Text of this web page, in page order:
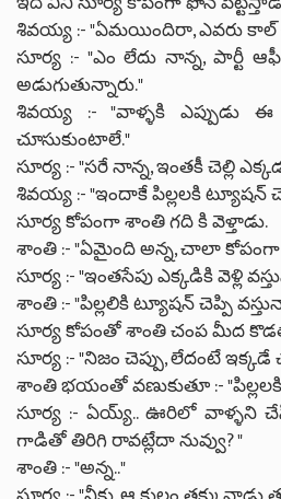
శివయ్య :- "ఏమయిందిరా, ఎవరు కాల్
సూర్య :- "ఎం లేదు నాన్న, పార్టీ
అడుగుతున్నారు."
శివయ్య :- "వాళ్ళకి ఎప్పుడు ఈ
చూసుకుంటాలే."
సూర్య :- "సరే నాన్న, ఇంతకీ చెల్లి
శివయ్య :- "ఇందాకే పిల్లలకి ట్యూషన్
సూర్య కోపంగా శాంతి గది కి వెళ్తాడు.
శాంతి :- "ఏమైంది అన్న, చాలా కోపంగా
సూర్య :- "ఇంతసేపు ఎక్కడికి వెళ్లి
శాంతి :- "పిల్లలికి ట్యూషన్ చెప్పి
సూర్య కోపంతో శాంతి చంప మీద
సూర్య :- "నిజం చెప్పు, లేదంటే
శాంతి భయంతో వణుకుతూ :-
సూర్య :- ఏయ్య్.. ఊరిలో వాళ్ళని
గాడితో తిరిగి రావట్లేదా నువ్వు? "
శాంతి :- "అన్న.."